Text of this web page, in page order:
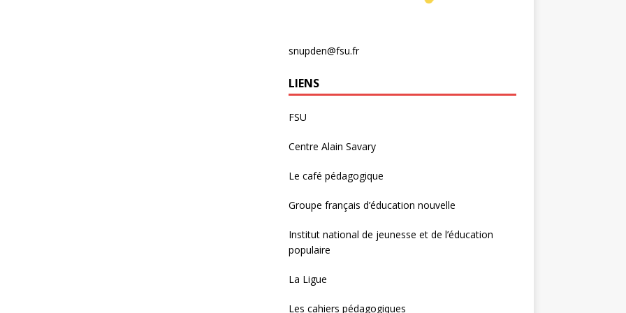
snupden@fsu.fr
LIENS
FSU
Centre Alain Savary
Le café pédagogique
Groupe français d’éducation nouvelle
Institut national de jeunesse et de l’éducation
populaire
La Ligue
Les cahiers pédagogiques